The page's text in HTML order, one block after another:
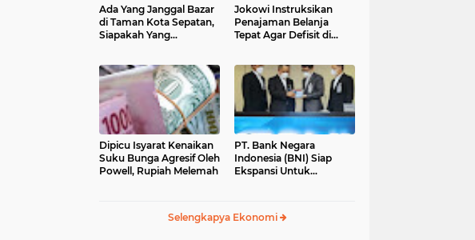
Ada Yang Janggal Bazar
di Taman Kota Sepatan,
Siapakah Yang
Jokowi Instruksikan
Penajaman Belanja
Tepat Agar Defisit di
Dipicu Isyarat Kenaikan
Suku Bunga Agresif Oleh
Powell, Rupiah Melemah
PT. Bank Negara
Indonesia (BNI) Siap
Ekspansi Untuk
Selengkapya Ekonomi